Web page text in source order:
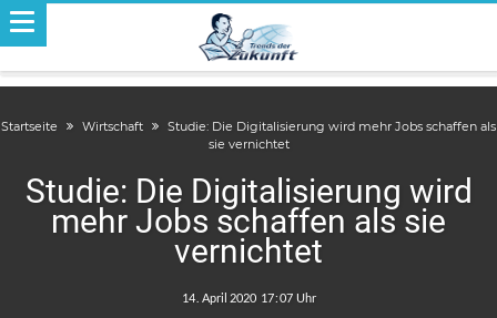
Startseite Wirtschaft
Studie: Die Digitalisierung wird mehr Jobs schaffen als
sie vernichtet
Studie: Die Digitalisierung wird
mehr Jobs schaffen als sie
vernichtet
: